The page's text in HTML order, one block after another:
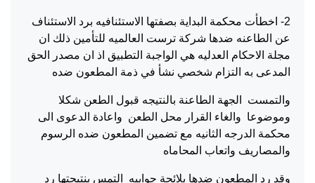
2- اخطأت محكمة البداية بصفتها الاستئنافيه برد الاستئناف
عن الطاعنه ضدها شركة ترست العالميه للتأمين ذلك ان
مجلة الاحكام العدليه هي الواجبة التطبيق اذ ان مصدر الحق
المدعى به التزام شخصي نشأ في ذمة المطعون ضده
والتمست الجهة الطاعنة بالنتيجه قبول الطعن شكلا
وموضوعا والغاء القرار محل الطعن واعادة الدعوى الى
محكمة الدرجه الثانيه مع تضمين المطعون ضده الرسوم
والمصاريف واتعاب المحاماه
وقد رد المطعون ضدها بلائحة جوابيه التمس بنتيجتها رد